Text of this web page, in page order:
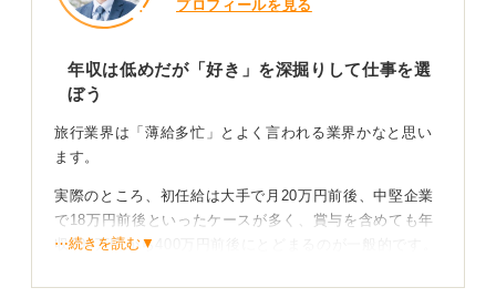
100万円単位になっても顧客が納得するような、質の高
い年収を得るのは難しいでしょう。
プロフィールを見る
年収は低めだが「好き」を深掘りして仕事を選
ぼう
旅行業界は「薄給多忙」とよく言われる業界かなと思い
ます。
実際のところ、初任給は大手で月20万円前後、中堅企業
で18万円前後といったケースが多く、賞与を含めても年
収300万円から400万円前後にとどまるのが一般的です。
さといった業界構造の問題があります。そもそも構造的
⋯続きを読む▼